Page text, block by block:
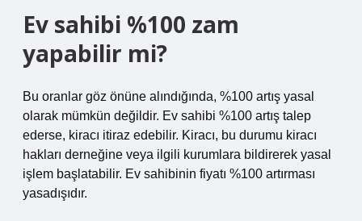
Ev sahibi %100 zam
yapabilir mi?
Bu oranlar göz önüne alındığında, %100 artış yasal
olarak mümkün değildir. Ev sahibi %100 artış talep
ederse, kiracı itiraz edebilir. Kiracı, bu durumu kiracı
hakları derneğine veya ilgili kurumlara bildirerek yasal
işlem başlatabilir. Ev sahibinin fiyatı %100 artırması
yasadışıdır.